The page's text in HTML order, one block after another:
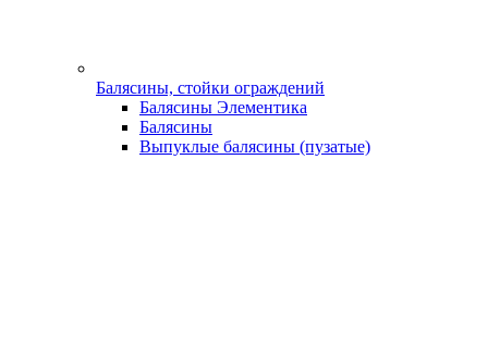
Балясины, стойки ограждений
Балясины Элементика
Балясины
Выпуклые балясины (пузатые)